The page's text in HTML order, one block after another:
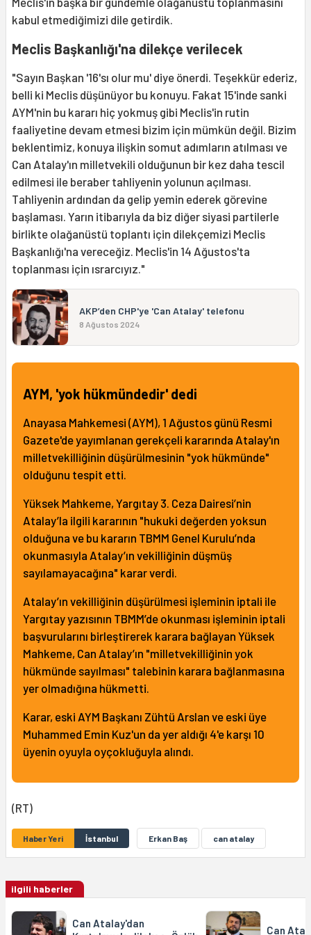
kabul etmediğimizi dile getirdik.
Meclis Başkanlığı'na dilekçe verilecek
"Sayın Başkan '16'sı olur mu' diye önerdi. Teşekkür ederiz,
belli ki Meclis düşünüyor bu konuyu. Fakat 15'inde sanki
AYM'nin bu kararı hiç yokmuş gibi Meclis'in rutin
faaliyetine devam etmesi bizim için mümkün değil. Bizim
beklentimiz, konuya ilişkin somut adımların atılması ve
Can Atalay'ın milletvekili olduğunun bir kez daha tescil
edilmesi ile beraber tahliyenin yolunun açılması.
Tahliyenin ardından da gelip yemin ederek görevine
başlaması. Yarın itibarıyla da biz diğer siyasi partilerle
birlikte olağanüstü toplantı için dilekçemizi Meclis
Başkanlığı'na vereceğiz. Meclis'in 14 Ağustos'ta
toplanması için ısrarcıyız."
AKP’den CHP'ye 'Can Atalay' telefonu
8 Ağustos 2024
AYM, 'yok hükmündedir' dedi
Anayasa Mahkemesi (AYM), 1 Ağustos günü Resmi
Gazete'de yayımlanan gerekçeli kararında Atalay'ın
milletvekilliğinin düşürülmesinin "yok hükmünde"
olduğunu tespit etti.
Yüksek Mahkeme, Yargıtay 3. Ceza Dairesi’nin
Atalay’la ilgili kararının "hukuki değerden yoksun
olduğuna ve bu kararın TBMM Genel Kurulu’nda
okunmasıyla Atalay’ın vekilliğinin düşmüş
sayılamayacağına" karar verdi.
Atalay’ın vekilliğinin düşürülmesi işleminin iptali ile
Yargıtay yazısının TBMM’de okunması işleminin iptali
başvurularını birleştirerek karara bağlayan Yüksek
Mahkeme, Can Atalay’ın "milletvekilliğinin yok
hükmünde sayılması" talebinin karara bağlanmasına
yer olmadığına hükmetti.
Karar, eski AYM Başkanı Zühtü Arslan ve eski üye
Muhammed Emin Kuz'un da yer aldığı 4'e karşı 10
üyenin oyuyla oyçokluğuyla alındı.
(RT)
Haber Yeri İstanbul Erkan Baş can atalay
ilgili haberler
Can Atalay'dan
Can